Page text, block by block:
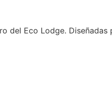
del Eco Lodge.